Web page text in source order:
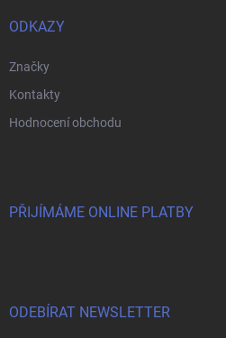
ODKAZY
Značky
Kontakty
Hodnocení obchodu
PŘIJÍMÁME ONLINE PLATBY
ODEBÍRAT NEWSLETTER